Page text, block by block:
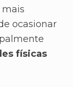
mais
ocasionar
físicas